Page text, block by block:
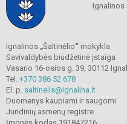
Ignalinos
Ignalinos „Šaltinėlio“ mokykla
Savivaldybės biudžetinė įstaiga
Vasario 16-osios g. 39, 30112
Tel. +370 386 52 678
El. p. saltinelis@ignalina.lt
Duomenys kaupiami ir saugomi
Juridinių asmenų registre